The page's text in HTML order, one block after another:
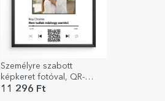
Személyre szabott
képkeret fotóval, QR-
kóddal és szöveggel – A
11 296 Ft